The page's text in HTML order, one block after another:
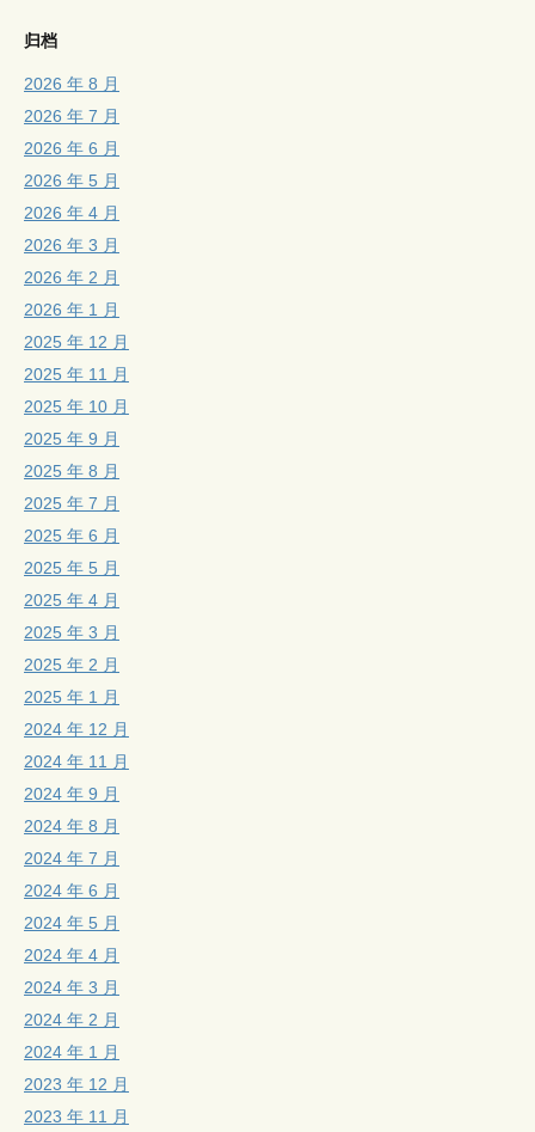
归档
2026 年 8 月
2026 年 7 月
2026 年 6 月
2026 年 5 月
2026 年 4 月
2026 年 3 月
2026 年 2 月
2026 年 1 月
2025 年 12 月
2025 年 11 月
2025 年 10 月
2025 年 9 月
2025 年 8 月
2025 年 7 月
2025 年 6 月
2025 年 5 月
2025 年 4 月
2025 年 3 月
2025 年 2 月
2025 年 1 月
2024 年 12 月
2024 年 11 月
2024 年 9 月
2024 年 8 月
2024 年 7 月
2024 年 6 月
2024 年 5 月
2024 年 4 月
2024 年 3 月
2024 年 2 月
2024 年 1 月
2023 年 12 月
2023 年 11 月